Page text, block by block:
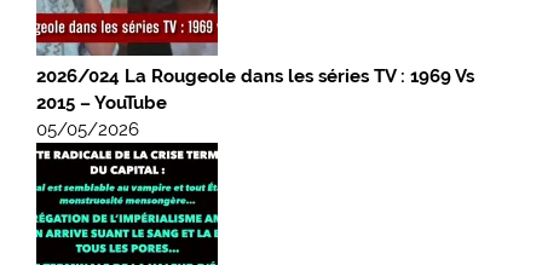
2026/024 La Rougeole dans les séries TV : 1969 Vs
2015 – YouTube
05/05/2026